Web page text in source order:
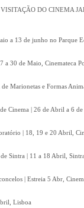
DO CINEMA
a 13 de junho no Parque
30 de Maio, Cinemateca
Marionetas e Formas
Cinema | 26 de Abril a 6
| 18, 19 e 20 Abril,
Sintra | 11 a 18 Abril,
| Estreia 5 Abr,
Lisboa